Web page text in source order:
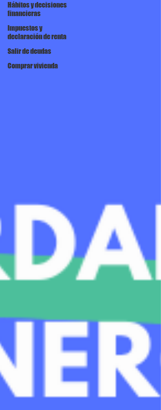
Hábitos y decisiones
financieras
Impuestos y
declaración de renta
Salir de deudas
Comprar vivienda